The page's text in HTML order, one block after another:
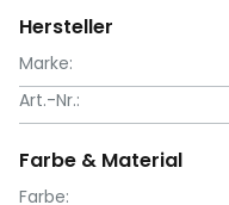
Hersteller
Marke:
Art.-Nr.:
Farbe & Material
Farbe: